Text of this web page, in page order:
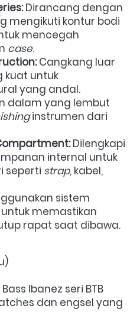
Dirancang dengan
mengikuti kontur bodi
mencegah
case.
Cangkang luar
kuat untuk
yang andal.
dalam yang lembut
instrumen dari
Dilengkapi
internal untuk
seperti strap, kabel,
sistem
rapat saat dibawa.
Ibanez seri BTB
dan engsel yang